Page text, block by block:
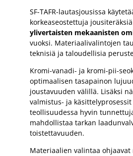
SF-TAFR-lautasjousissa
korkeaseostettuja
ylivertaisten mekaanisten
vuoksi. Materiaalivalintojen
teknisiä ja taloudellisia
Kromi-vanadi- ja kromi-pii-
optimaalisen tasapainon
joustavuuden välillä. Lisäksi
valmistus- ja käsittelyprosessit
teollisuudessa hyvin
mahdollistaa tarkan
toistettavuuden.
Materiaalien valintaa ohjaavat